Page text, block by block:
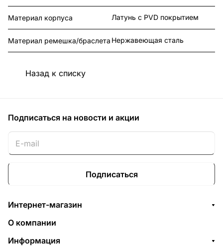
Материал корпуса Латунь с PVD покрытием
Материал ремешка/браслета Нержавеющая сталь
Назад к списку
Подписаться на новости и акции
Подписаться
Интернет-магазин
О компании
Информация